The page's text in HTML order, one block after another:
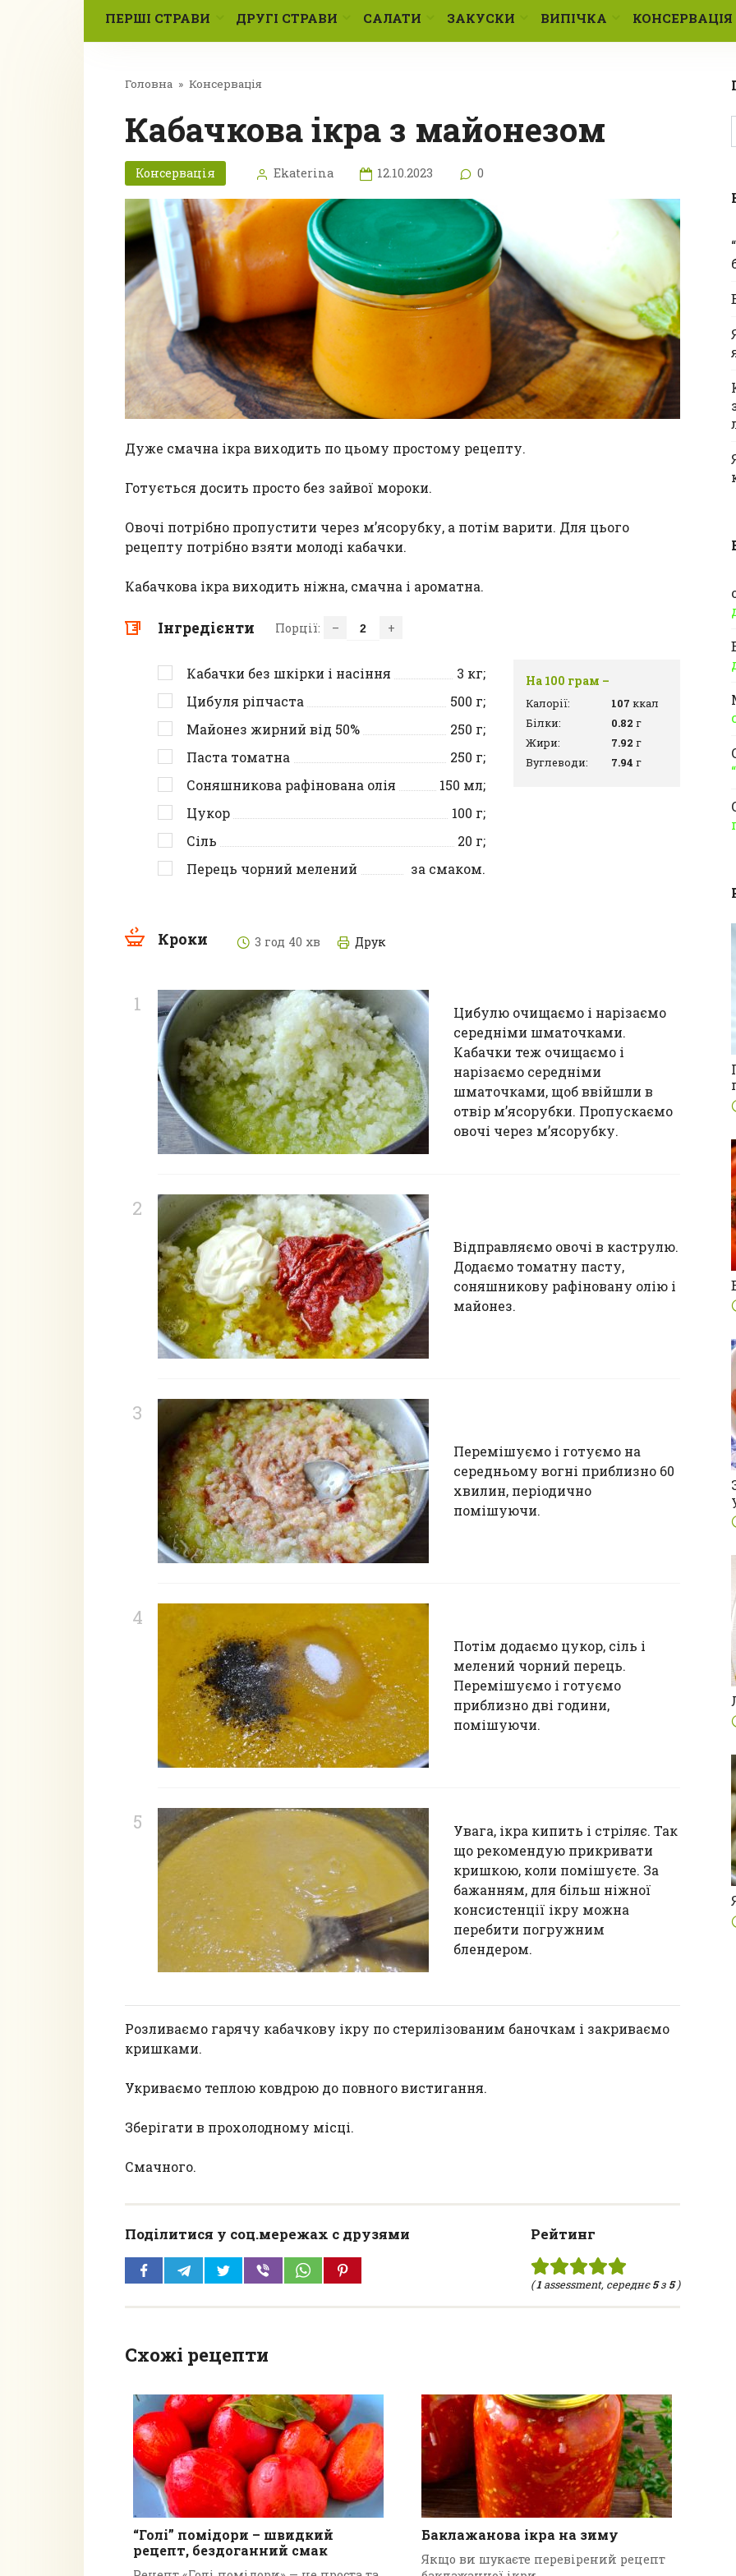
ПЕРШІ СТРАВИ ДРУГІ СТРАВИ САЛАТИ ЗАКУСКИ ВИПІЧКА КОНСЕРВАЦІЯ
Головна » Консервація
Кабачкова ікра з майонезом
Консервація Ekaterina 12.10.2023 0
Дуже смачна ікра виходить по цьому простому рецепту.
Готується досить просто без зайвої мороки.
Овочі потрібно пропустити через м’ясорубку, а потім варити. Для цього
рецепту потрібно взяти молоді кабачки.
Кабачкова ікра виходить ніжна, смачна і ароматна.
Інгредієнти Порції: – +
Кабачки без шкірки і насіння 3 кг;
Цибуля ріпчаста
500 г;
Майонез жирний від 50%
250 г;
Паста томатна
250 г;
Соняшникова рафінована олія
150 мл;
Цукор
100 г;
Сіль
20 г;
Перець чорний мелений
за смаком.
На 100 грам –
Калорії: 107 ккал
Білки:
0.82 г
Жири:
7.92 г
Вуглеводи:
7.94 г
Кроки 3 год 40 хв Друк
Цибулю очищаємо і нарізаємо
середніми шматочками.
Кабачки теж очищаємо і
нарізаємо середніми
шматочками, щоб ввійшли в
отвір м’ясорубки. Пропускаємо
овочі через м’ясорубку.
Відправляємо овочі в каструлю.
Додаємо томатну пасту,
соняшникову рафіновану олію і
майонез.
Перемішуємо і готуємо на
середньому вогні приблизно 60
хвилин, періодично
помішуючи.
Потім додаємо цукор, сіль і
мелений чорний перець.
Перемішуємо і готуємо
приблизно дві години,
помішуючи.
Увага, ікра кипить і стріляє. Так
що рекомендую прикривати
кришкою, коли помішуєте. За
бажанням, для більш ніжної
консистенції ікру можна
перебити погружним
блендером.
Розливаємо гарячу кабачкову ікру по стерилізованим баночкам і закриваємо
кришками.
Укриваємо теплою ковдрою до повного вистигання.
Зберігати в прохолодному місці.
Смачного.
Поділитися у соц.мережах с друзями Рейтинг
(1 assessment, середнє5з 5)
Схожі рецепти
“Голі” помідори – швидкий
рецепт, бездоганний смак
Баклажанова ікра на зиму
Якщо ви шукаєте перевірений рецепт